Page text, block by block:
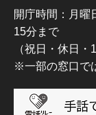
開庁時間：月曜
15分まで
（祝日・休日・
※一部の窓口で